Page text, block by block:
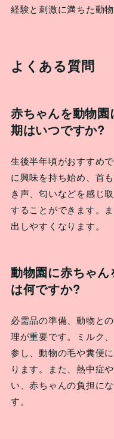
経験と刺激に満ちた動
よくある質問
赤ちゃんを動物
期はいつですか?
生後半年頃がおすすめ
に興味を持ち始め、首
き声、匂いなどを感じ
することができます。
出しやすくなります。
動物園に赤ちゃ
は何ですか?
必需品の準備、動物と
理が重要です。ミルク
参し、動物の毛や糞便
ります。また、熱中症
い、赤ちゃんの負担に
す。